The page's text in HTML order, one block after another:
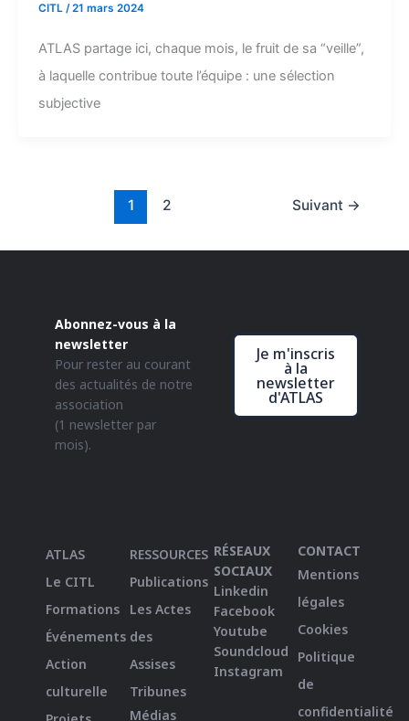
CITL /21 mars 2024
ATLAS partage ici, chaque mois, le fruit de sa “veille”,
à laquelle contribue toute l’équipe : une sélection
subjective
1 2 Suivant →
Abonnez-vous à la
newsletter
Pour rester au courant
des actualités de notre
association
(1 newsletter par
mois).
Je m'inscris
à la
newsletter
d'ATLAS
ATLAS
Le CITL
Formations
Événements
Action
culturelle
RESSOURCES
Publications
Les Actes
des
Assises
Tribunes
Médias
RÉSEAUX
SOCIAUX
Linkedin
Facebook
Youtube
Soundcloud
Instagram
CONTACT
Mentions
légales
Cookies
Politique
de
confidentialité